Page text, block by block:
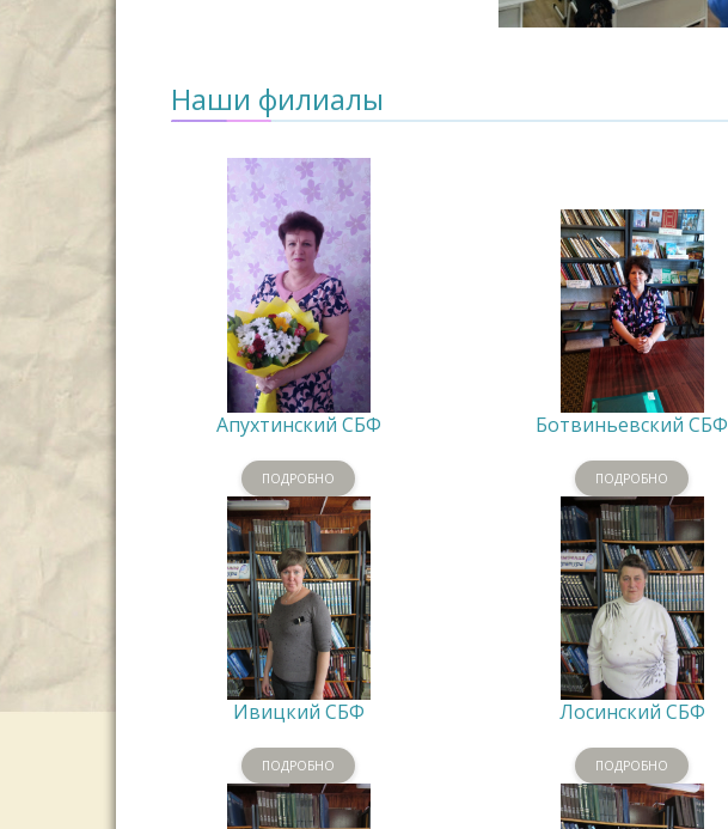
Наши филиалы
Апухтинский СБФ
ПОДРОБНО
Ботвиньевский СБФ
ПОДРОБНО
Ивицкий СБФ
ПОДРОБНО
Лосинский СБФ
ПОДРОБНО